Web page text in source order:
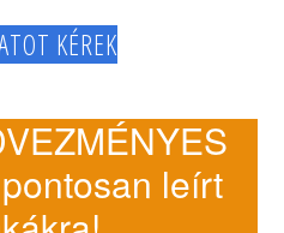
KÉREK
leírt